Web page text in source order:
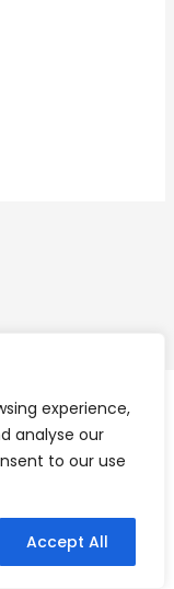
experience,
analyse our
to our use
Accept All